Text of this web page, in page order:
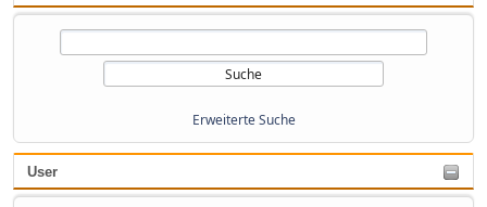
Erweiterte Suche
User